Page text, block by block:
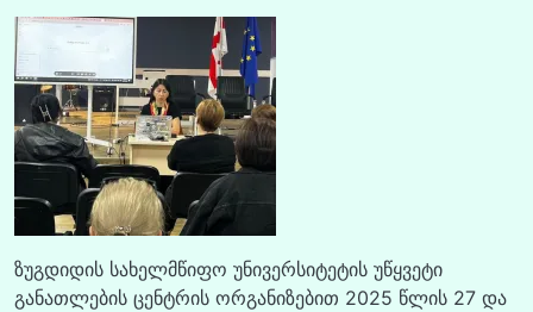
ზუგდიდის სახელმწიფო უნივერსიტეტის უწყვეტი
განათლების ცენტრის ორგანიზებით 2025 წლის 27 და